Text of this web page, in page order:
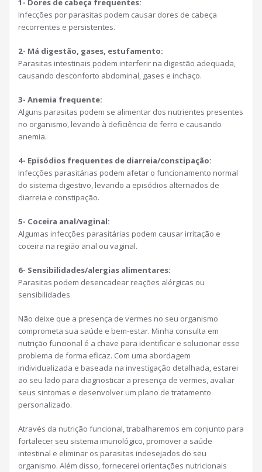
1- Dores de cabeça frequentes:
Infecções por parasitas podem causar dores de cabeça
recorrentes e persistentes.
2- Má digestão, gases, estufamento:
Parasitas intestinais podem interferir na digestão adequada,
causando desconforto abdominal, gases e inchaço.
3- Anemia frequente:
Alguns parasitas podem se alimentar dos nutrientes presentes
no organismo, levando à deficiência de ferro e causando
anemia.
4- Episódios frequentes de diarreia/constipação:
Infecções parasitárias podem afetar o funcionamento normal
do sistema digestivo, levando a episódios alternados de
diarreia e constipação.
5- Coceira anal/vaginal:
Algumas infecções parasitárias podem causar irritação e
coceira na região anal ou vaginal.
6- Sensibilidades/alergias alimentares:
Parasitas podem desencadear reações alérgicas ou
sensibilidades
Não deixe que a presença de vermes no seu organismo
comprometa sua saúde e bem-estar. Minha consulta em
nutrição funcional é a chave para identificar e solucionar esse
problema de forma eficaz. Com uma abordagem
individualizada e baseada na investigação detalhada, estarei
ao seu lado para diagnosticar a presença de vermes, avaliar
seus sintomas e desenvolver um plano de tratamento
personalizado.
Através da nutrição funcional, trabalharemos em conjunto para
fortalecer seu sistema imunológico, promover a saúde
intestinal e eliminar os parasitas indesejados do seu
organismo. Além disso, fornecerei orientações nutricionais